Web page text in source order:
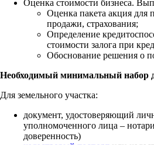
Оценка стоимости бизнеса.
Оценка пакета акция для
продажи, страхования;
Определение
стоимости залога при
Обоснование решения о
Необходимый минимальный набор
Для земельного участка:
документ, удостоверяющий
уполномоченного лица –
доверенность)